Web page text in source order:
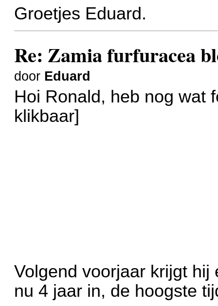
Groetjes Eduard.
Re: Zamia furfuracea
door Eduard
Hoi Ronald, heb nog wat
klikbaar]
Volgend voorjaar krijgt
nu 4 jaar in, de hoogste